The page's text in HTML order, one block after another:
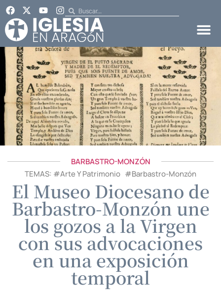
BARBASTRO-MONZÓN
TEMAS: #Arte Y Patrimonio #Barbastro-Monzón
El Museo Diocesano de
Barbastro-Monzón une
los gozos a la Virgen
con sus advocaciones
en una exposición
temporal